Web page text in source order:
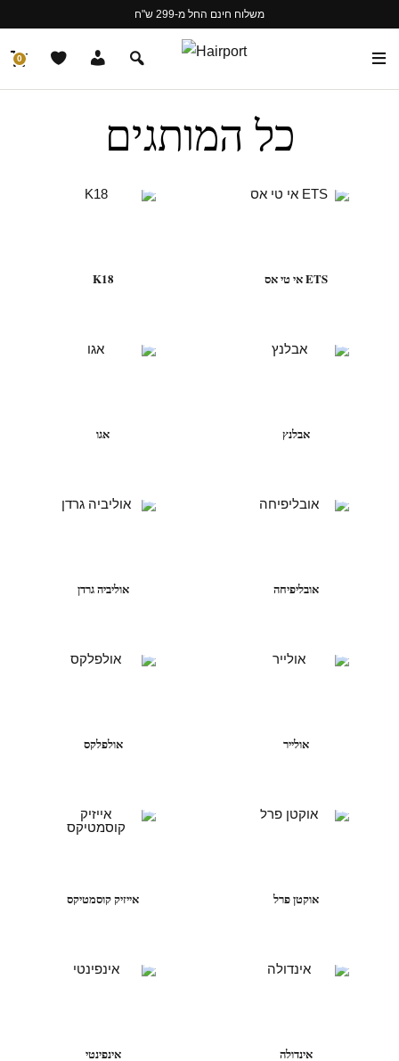
משלוח חינם החל מ-299 ש"ח
0
כל המותגים
ETS אי טי אס K18
אבלנץ אגו
אובליפיחה אוליביה גרדן
אולייר אולפלקס
אוקטן פרל אייזיק קוסמטיקס
אינדולה אינפינטי